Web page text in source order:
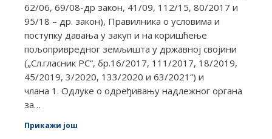
62/06, 69/08-др закон, 41/09, 112/15, 80/2017 и
95/18 – др. закон), Правилникa о условима и
поступку давања у закуп и на коришћење
пољопривредног земљишта у државној својини
(„Сл.гласник РС“, бр.16/2017, 111/2017, 18/2019,
45/2019, 3/2020, 133/2020 и 63/2021“) и
члана 1. Одлуке о одређивању надлежног органа
за…
Прикажи још